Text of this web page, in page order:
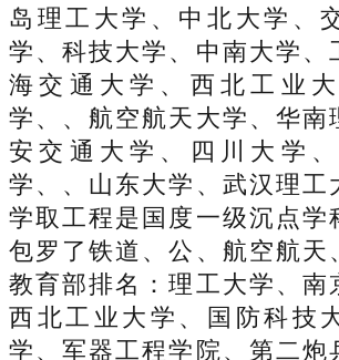
岛理工大学、中北大学、
学、科技大学、中南大学、
海交通大学、西北工业
学、、航空航天大学、华南
安交通大学、四川大学
学、、山东大学、武汉理工
学取工程是国度一级沉点学
包罗了铁道、公、航空航天
教育部排名：理工大学、南
西北工业大学、国防科技
学、军器工程学院、第二炮